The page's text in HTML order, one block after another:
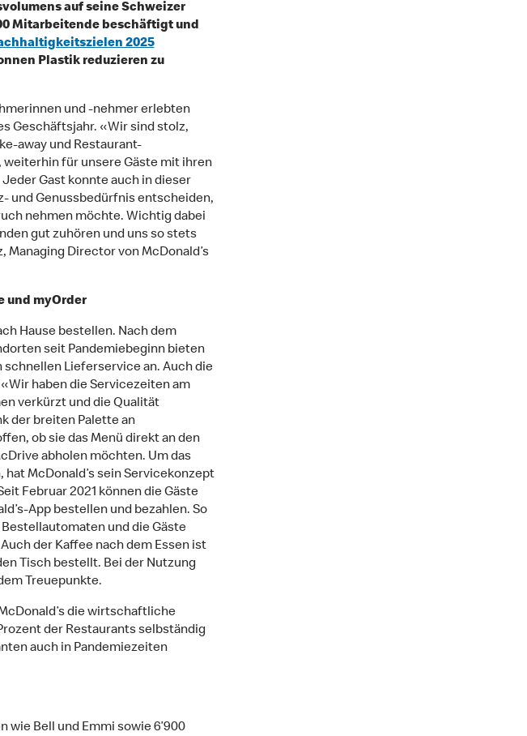
auf seine Schweizer
Mitarbeitende beschäftigt und
2025
Plastik reduzieren zu
und -nehmer erlebten
Geschäftsjahr. «Wir sind stolz,
away und Restaurant-
weiterhin für unsere Gäste mit ihren
Gast konnte auch in dieser
und Genussbedürfnis entscheiden,
nehmen möchte. Wichtig dabei
gut zuhören und uns so stets
Director von McDonald’s
und myOrder
Hause bestellen. Nach dem
seit Pandemiebeginn bieten
schnellen Lieferservice an. Auch die
haben die Servicezeiten am
verkürzt und die Qualität
der breiten Palette an
ob sie das Menü direkt an den
abholen möchten. Um das
McDonald’s sein Servicekonzept
Februar 2021 können die Gäste
App bestellen und bezahlen. So
und die Gäste
der Kaffee nach dem Essen ist
Tisch bestellt. Bei der Nutzung
Treuepunkte.
die wirtschaftliche
der Restaurants selbständig
auch in Pandemiezeiten
wie Bell und Emmi sowie 6’900